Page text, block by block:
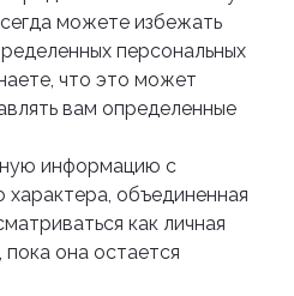
можете избежать
персональных
что это может
вам определенные
информацию с
объединенная
как личная
она остается